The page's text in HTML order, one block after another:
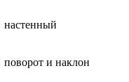
настенный
поворот и наклон